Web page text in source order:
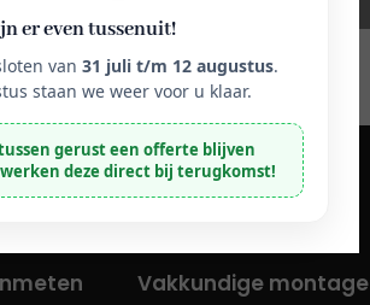
Vakkundige montage
er even tussenuit!
van 31 juli t/m 12 augustus.
staan we weer voor u klaar.
gerust een offerte blijven
deze direct bij terugkomst!